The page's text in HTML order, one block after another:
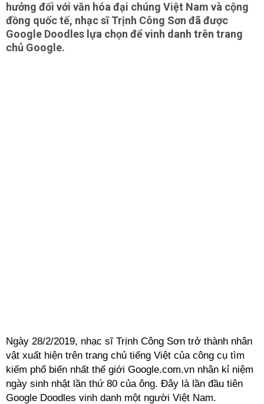
hưởng đối với văn hóa đại chúng Việt Nam và cộng
đồng quốc tế, nhạc sĩ Trịnh Công Sơn đã được
Google Doodles lựa chọn để vinh danh trên trang
chủ Google.
Ngày 28/2/2019, nhạc sĩ Trịnh Công Sơn trở thành nhân
vật xuất hiện trên trang chủ tiếng Việt của công cụ tìm
kiếm phổ biến nhất thế giới Google.com.vn nhân kỉ niệm
ngày sinh nhật lần thứ 80 của ông. Đây là lần đầu tiên
Google Doodles vinh danh một người Việt Nam.